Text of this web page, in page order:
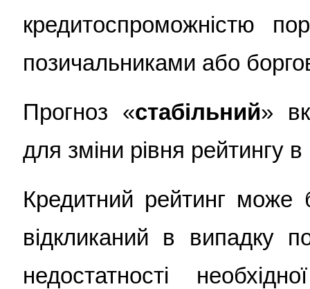
кредитоспроможністю
позичальниками або
Прогноз «стабільний»
для зміни рівня рейтингу
Кредитний рейтинг може
відкликаний в випадку
недостатності